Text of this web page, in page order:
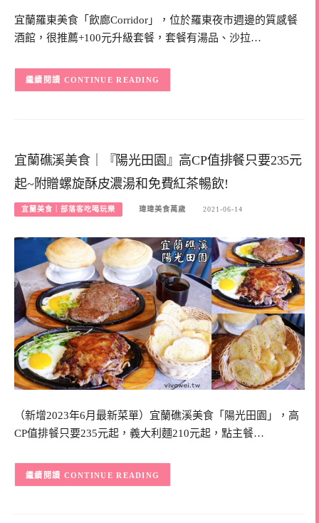
宜蘭羅東美食「飲廊Corridor」，位於羅東夜市週邊的質感餐
酒館，很推薦+100元升級套餐，套餐有湯品、沙拉…
CONTINUE READING
宜蘭礁溪美食｜『陽光田園』高CP值排餐只要235元
起~附贈螺旋酥皮濃湯和免費紅茶暢飲!
宜蘭美食｜部落客吃喝玩樂 瑋瑋美食萬歲 2021-06-14
（新增2023年6月最新菜單）宜蘭礁溪美食「陽光田園」，高
CP值排餐只要235元起，義大利麵210元起，點主餐…
CONTINUE READING